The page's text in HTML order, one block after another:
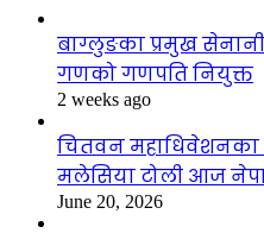
बाग्लुङका प्रमुख
गणको गणपति नियुक्त
2 weeks ago
चितवन महाधिवेशनका
मलेसिया टोली आज
June 20, 2026